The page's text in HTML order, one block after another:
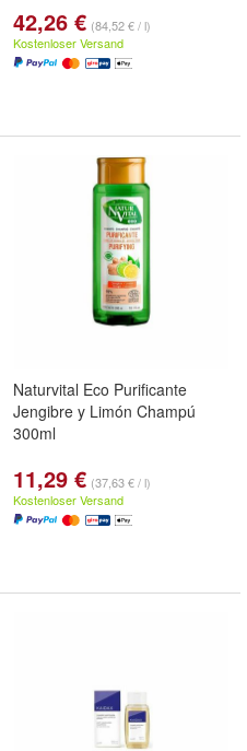
42,26 € (84,52 € / l)
Kostenloser Versand
Naturvital Eco Purificante
Jengibre y Limón Champú
300ml
11,29 € (37,63 € / l)
Kostenloser Versand